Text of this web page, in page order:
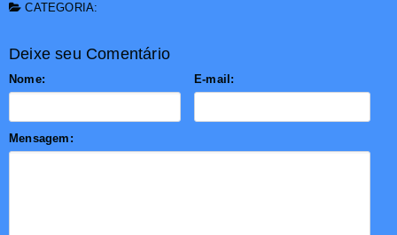
CATEGORIA:
Deixe seu Comentário
Nome: E-mail:
Mensagem: